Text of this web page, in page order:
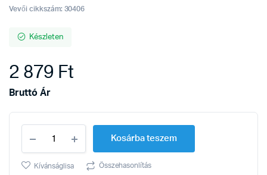
Vevői cikkszám: 30406
Készleten
2 879 Ft
Bruttó Ár
fogazott
12mm
rozsdamentes
Kosárba teszem
Kívánságlisa Összehasonlítás